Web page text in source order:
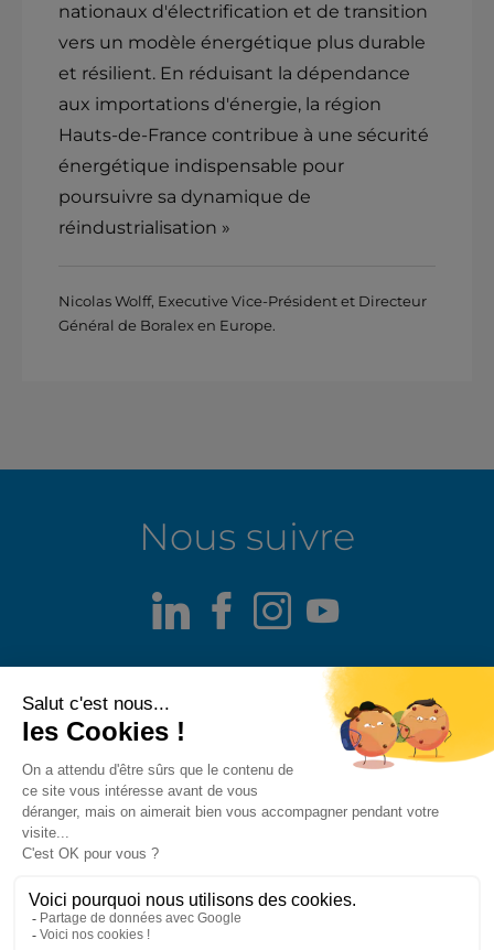
nationaux d'électrification et de transition
vers un modèle énergétique plus durable
et résilient. En réduisant la dépendance
aux importations d'énergie, la région
Hauts-de-France contribue à une sécurité
énergétique indispensable pour
poursuivre sa dynamique de
réindustrialisation »
Nicolas Wolff, Executive Vice-Président et Directeur
Général de Boralex en Europe.
Nous suivre
LinkedIn
Facebook
Instagram
Alerte fraude
Politique de confidentialité